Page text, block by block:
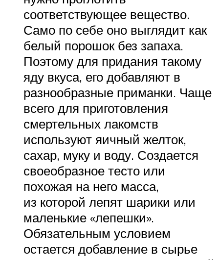
соответствующее вещество.
Само по себе оно выглядит как
белый порошок без запаха.
Поэтому для придания такому
яду вкуса, его добавляют в
разнообразные приманки. Чаще
всего для приготовления
смертельных лакомств
используют яичный желток,
сахар, муку и воду. Создается
своеобразное тесто или
похожая на него масса,
из которой лепят шарики или
маленькие «лепешки».
Обязательным условием
остается добавление в сырье